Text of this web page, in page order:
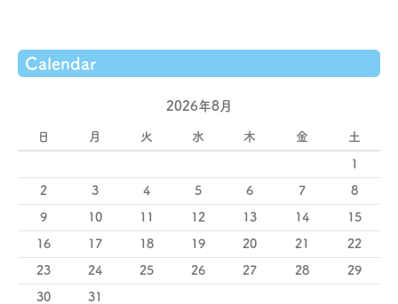
Calendar
2026年8月
日 月 火 水 木 金 土
1
2 3 4 5 6 7 8
9 10 11 12 13 14 15
16 17 18 19 20 21 22
23 24 25 26 27 28 29
30 31